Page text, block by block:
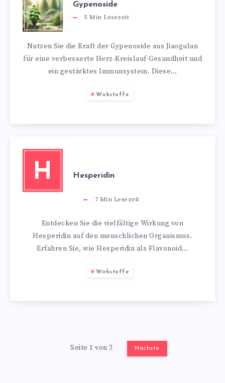
Gypenoside
5 Min Lesezeit
Nutzen Sie die Kraft der Gypenoside aus Jiaogulan
für eine verbesserte Herz-Kreislauf-Gesundheit und
ein gestärktes Immunsystem. Diese…
Wirkstoffe
H Hesperidin
7 Min Lesezeit
Entdecken Sie die vielfältige Wirkung von
Hesperidin auf den menschlichen Organismus.
Erfahren Sie, wie Hesperidin als Flavonoid…
Wirkstoffe
Seite 1 von 2 Nächste